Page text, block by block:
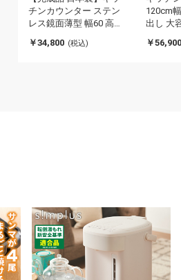
チンカウンター ステン
レス鏡面薄型 幅60 高さ
仕上げ 鏡面仕上げ 間仕
￥34,800 (税込)
120cm
出し 大
調 壁面
￥56,900